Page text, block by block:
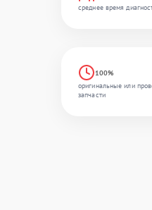
среднее время
100%
оригинальные или
запчасти